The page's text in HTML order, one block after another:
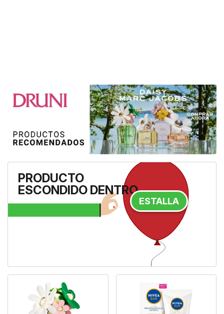
The Ritual Of Karma Stick Sun
Protection SPF50+
- Mantén tu
piel siempre protegida con el
protector solar en barra SPF 50+
The Ritual of Karma, tu pro...
A la tienda
PRODUCTO
ESCONDIDO DENTRO
ESTALLA